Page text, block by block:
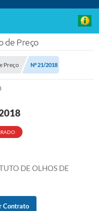
de Preço
Preço Nº 21/2018
DE OLHOS DE
Contrato